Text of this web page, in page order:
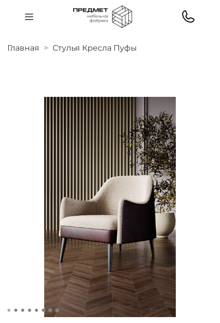
Главная Стулья Кресла Пуфы